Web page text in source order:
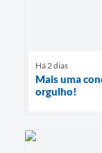
Há 2 dias
Mais uma
orgulho!